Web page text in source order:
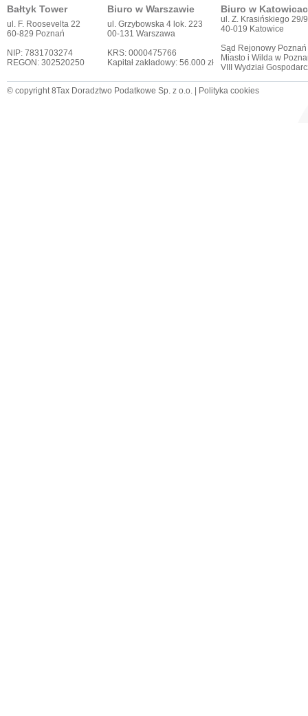
Bałtyk Tower
Biuro w Warszawie Biuro w
ul. F. Roosevelta 22
60-829 Poznań
NIP: 7831703274
REGON: 302520250
ul. Grzybowska 4 lok. 223
00-131 Warszawa
KRS: 0000475766
Kapitał zakładowy: 56.000 zł
ul. Z. Krasińskiego 29/9
40-019 Katowice
Sąd Rejonowy
Miasto i Wilda w
VIII Wydział
© copyright 8Tax Doradztwo Podatkowe Sp. z o.o. | Polityka cookies